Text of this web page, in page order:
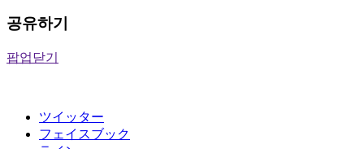
공유하기
팝업닫기
ツイッター
フェイスブック